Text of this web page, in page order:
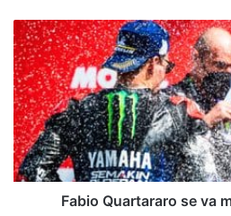
Fabio
Quartararo
se
va
más
líder
al
parón
Fabio Quartararo se va